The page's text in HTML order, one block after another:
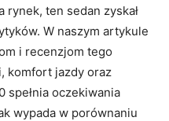
rynek, ten sedan zyskał
W naszym artykule
i recenzjom tego
komfort jazdy oraz
spełnia oczekiwania
wypada w porównaniu